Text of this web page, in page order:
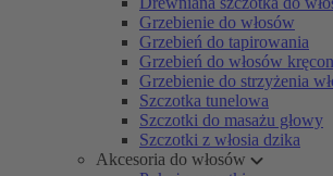
Grzebienie do włosów
Grzebień do tapirowania
Grzebień do włosów
Grzebienie do strzyżenia
Szczotka tunelowa
Szczotki do masażu głowy
Szczotki z włosia dzika
Akcesoria do włosów